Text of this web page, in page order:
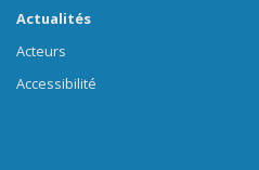
Actualités
Acteurs
Accessibilité